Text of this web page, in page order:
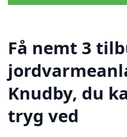
Få nemt 3
Knudby, du
tryg ved